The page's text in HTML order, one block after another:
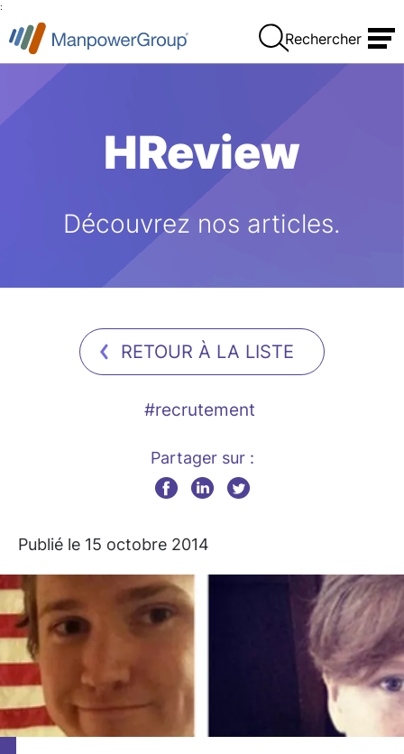
:
Rechercher
HReview
Découvrez nos articles.
RETOUR À LA LISTE
#recrutement
Partager sur :
Publié le 15 octobre 2014